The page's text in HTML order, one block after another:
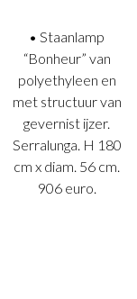
• Staanlamp
“Bonheur” van
polyethyleen en
met structuur van
gevernist ijzer.
Serralunga. H 180
cm x diam. 56 cm.
906 euro.